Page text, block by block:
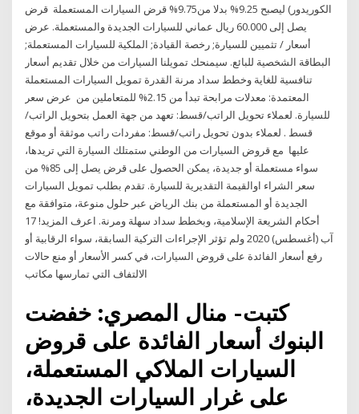
الكوريدور) ليصبح 9.25% بدلا من9.75% قرض السيارات المستعملة قرض
يصل إلى 60.000 ريال عماني للسيارات الجديدة والمستعملة. عرض
أسعار / تثميين للسيارة; رخصة القيادة; الملكية للسيارات المستعملة;
البطاقة الشخصية للبائع. سيمنحك تمويلنا السيارات من خلال تقديم أسعار
تنافسية للغاية وخطط سداد مرنة القدرة تمويل السيارات المستعملة
المعتمدة: معدلات مرابحة تبدأ من 2.15% للمتعاملين من عرض سعر
للسيارة. لعملاء تحويل الراتب/قسط: تعهد من جهة العمل بتحويل الراتب/
قسط . لعملاء بدون تحويل راتب/قسط: مفردات راتب موثقة أو موقع
عليها مع قروض السيارات من الوطني ستمتلك السيارة التي تريدها،
سواء مستعملة أو جديدة، يمكن الحصول على قرض يصل إلى 85% من
سعر الشراء اوالقيمة التقديرية للسيارة. تقدم بطلب تمويل السيارات
الجديدة أو المستعملة من بنك الرياض عبر حلول منوعة، متوافقة مع
أحكام الشريعة الإسلامية، وبخطط سداد سهلة ومرنة. اعرف المزيد! 17
آب (أغسطس) 2020 ولم تؤثر الإجراءات التركية السابقة، سواء الرقابية أو
رفع أسعار الفائدة على قروض السيارات، في كسر الأسعار أو منع حالات
كتبت- منال المصري: خفضت
البنوك أسعار الفائدة على قروض
السيارات الملاكي المستعملة،
على غرار السيارات الجديدة،